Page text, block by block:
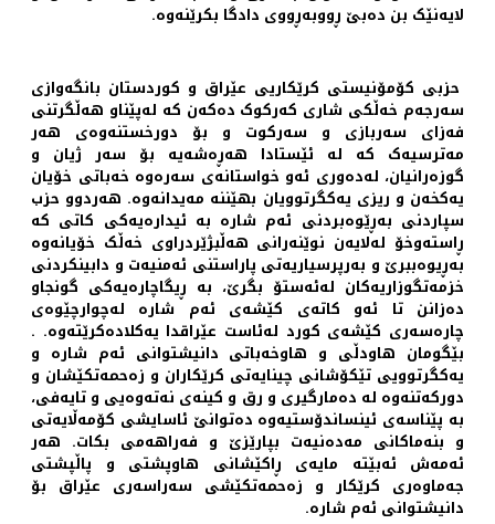
لایه‌نێک بن ده‌بێ ڕووبه‌ڕووی دادگا بکرێنه‌وه‌‌.
حزبی کۆمۆنیستی کرێکاریی عێراق و کوردستان ‌بانگه‌وازی
سه‌رجه‌م خه‌ڵکی شاری که‌رکوک ده‌کەن که‌ له‌پێناو هه‌ڵگرتنی
فه‌زای سه‌ربازی و سه‌رکوت و بۆ دورخستنه‌وه‌ی هه‌ر
مه‌ترسیه‌ک که‌ له‌ ئێستادا هه‌ڕه‌شه‌یه‌ بۆ سه‌ر ‌ژیان و
گوزه‌رانیان، له‌ده‌وری ئه‌و خواستانه‌ی سه‌ره‌وه‌ خه‌باتی خۆیان
یه‌کخه‌ن و ریزی یه‌کگرتوویان بهێننه‌ مه‌یدانه‌وه‌. هەردوو حزب
سپاردنی به‌ڕێوه‌بردنی ئه‌م شاره‌ به ‌ئیداره‌یه‌کی کاتی که‌
ڕاسته‌وخۆ له‌لایه‌ن نوێنه‌رانی هه‌ڵبژێردراوی خه‌ڵک خۆیانه‌وه‌
به‌ڕیوه‌ببرێ و به‌رپرسیاریه‌تی پاراستنی ئه‌منیەت و دابینکردنی
خزمه‌تگوزاریه‌کان له‌ئه‌ستۆ بگرێ، به‌ ڕیگاچاره‌یه‌کی گونجاو
ده‌زانن تا ئەو کاته‌ی کێشه‌ی ئه‌م شاره‌ له‌چوارچێوه‌ی
چاره‌سه‌ری کێشه‌ی کورد له‌ئاست عێراقدا یه‌کلاده‌کرێته‌وه‌. .
بێگومان هاودڵی و هاوخه‌باتی دانیشتوانی ئه‌م شاره‌ و
یەکگرتوویی تێکۆشانی چینایه‌تی کرێکاران و زه‌حمه‌تکێشان و
دورکه‌تنه‌وه‌ لە دەمارگیری و رق و کینەی نەتەوەیی و تایەفی،
بە پێناسەی ئینساندۆستیەوە دەتوانێ ئاسایشی کۆمەڵایەتی
و بنەماکانی مەدەنیەت بپارێزێ و فەراهەمی بکات. هه‌ر
ئه‌مه‌ش‌ ئه‌بێته‌ مایه‌ی ڕاكێشانی هاوپشتی و پاڵپشتی
جه‌ماوه‌ری كرێكار و زه‌حمه‌تكێشی سه‌راسه‌ری عێراق بۆ
دانیشتوانی ئه‌م شاره‌.